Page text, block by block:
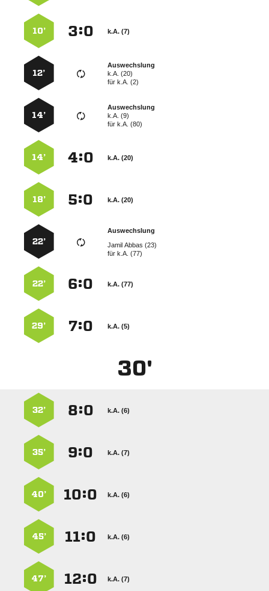
k.A. (7)
:
10’
Auswechslung
k.A. (20)
fürk.A. (2)
12’
Auswechslung
k.A. (9)
fürk.A. (80)
14’
k.A. (20)
:
14’
k.A. (20)
:
18’
Auswechslung
  
fürk.A. (77)
22’
k.A. (77)
:
22’
k.A. (5)
:
29’
30'
k.A. (6)
:
32’
k.A. (7)
:
35’
k.A. (6)
:
40’
k.A. (6)
:
45’
k.A. (7)
:
47’